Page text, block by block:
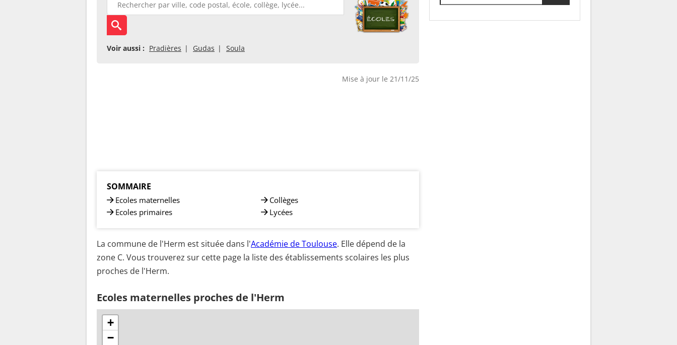
Voir aussi : Pradières Gudas Soula
Mise à jour le 21/11/25
SOMMAIRE
Ecoles maternelles
Ecoles primaires
Collèges
Lycées
La commune de l'Herm est située dans l'Académie de Toulouse. Elle dépend de la
zone C. Vous trouverez sur cette page la liste des établissements scolaires les plus
proches de l'Herm.
Ecoles maternelles proches de l'Herm
+
−